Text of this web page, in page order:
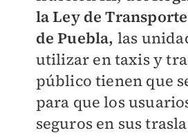
la Ley de
de Puebla, las
utilizar en taxis y
público tienen que
para que los
seguros en sus